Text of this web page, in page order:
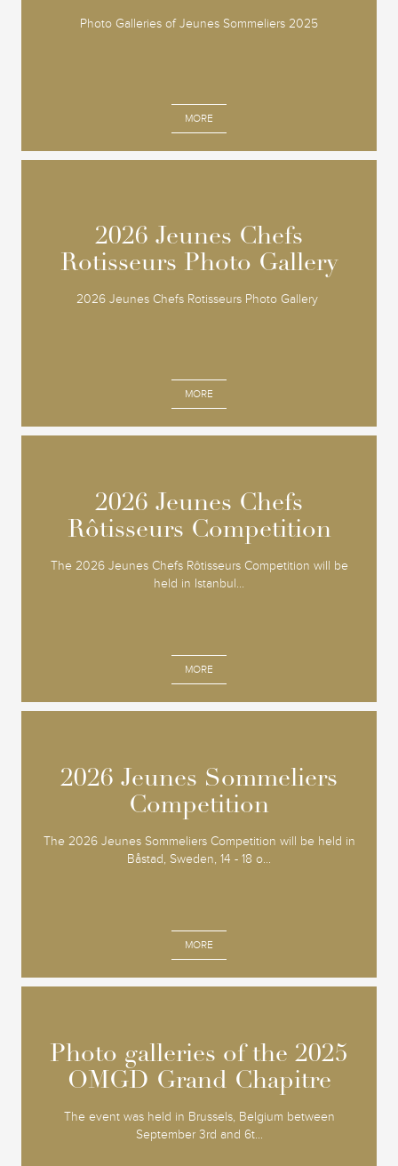
Photo Galleries of Jeunes Sommeliers 2025
MORE
2026 Jeunes Chefs
Rotisseurs Photo Gallery
2026 Jeunes Chefs Rotisseurs Photo Gallery
MORE
2026 Jeunes Chefs
Rotisseurs Photo Gallery
2026 Jeunes Chefs
Rôtisseurs Competition
The 2026 Jeunes Chefs Rôtisseurs Competition will be
held in Istanbul...
MORE
2026 Jeunes Chefs
Rôtisseurs Competition
2026 Jeunes Sommeliers
Competition
The 2026 Jeunes Sommeliers Competition will be held in
Båstad, Sweden, 14 - 18 o...
MORE
2026 Jeunes Sommeliers
Competition
Photo galleries of the 2025
OMGD Grand Chapitre
The event was held in Brussels, Belgium between
September 3rd and 6t...
Photo galleries of the 2025
OMGD Grand Chapitre